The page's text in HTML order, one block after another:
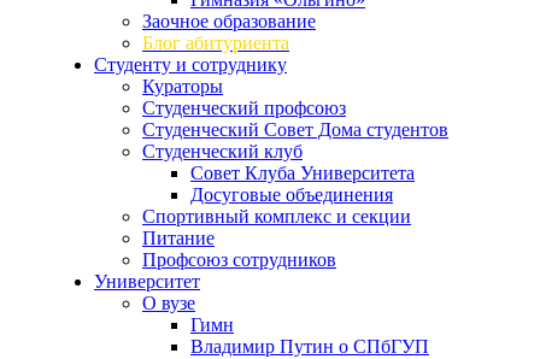
Заочное образование
Блог абитуриента
Студенту и сотруднику
Кураторы
Студенческий профсоюз
Студенческий Совет Дома студентов
Студенческий клуб
Совет Клуба Университета
Досуговые объединения
Спортивный комплекс и секции
Питание
Профсоюз сотрудников
Университет
О вузе
Гимн
Владимир Путин о СПбГУП